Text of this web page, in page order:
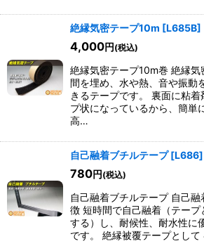
絶縁気密テープ10m [L685B]
4,000円(税込)
絶縁気密テープ10m巻 絶縁
間を埋め、水や熱、音や振動
きるテープです。 裏面に粘
プ状になっているから、簡単
高…
自己融着ブチルテープ [L686]
780円(税込)
自己融着ブチルテープ 自己
徴 短時間で自己融着（テー
する）し、耐候性、耐水性に
です。 絶縁被覆テープとし